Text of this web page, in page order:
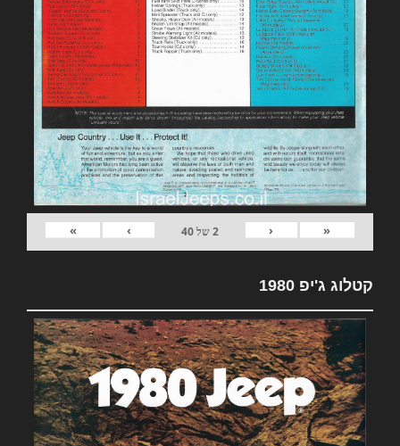
«
‹
2של40
›
»
קטלוג ג'יפ 1980